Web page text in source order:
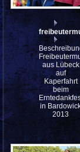
aus Lübeck
auf
Kaperfahrt
beim
in
2013